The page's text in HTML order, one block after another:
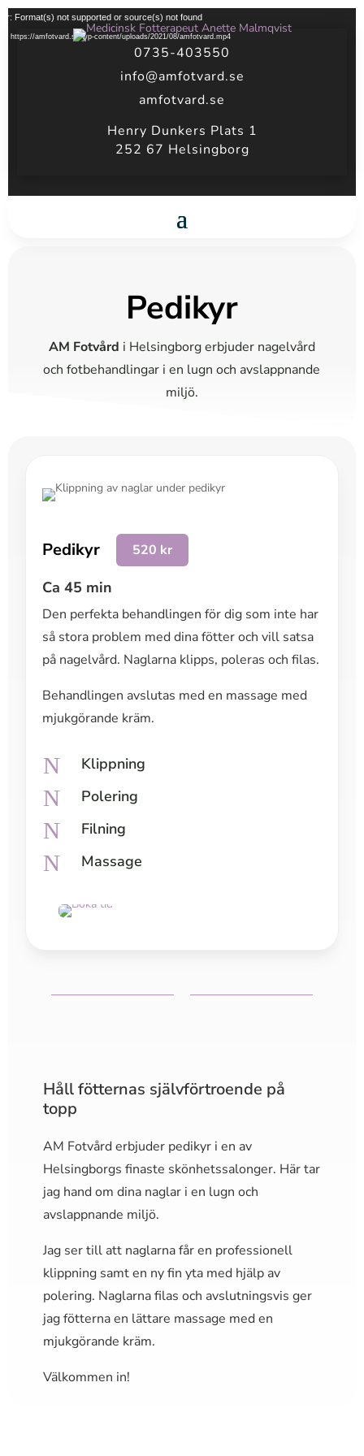
Videospelare
Format(s) not supported or source(s) not found
https://amfotvard.se/wp-content/uploads/2021/08/amfotvard.mp4
0735-403550
info@amfotvard.se
amfotvard.se
Henry Dunkers Plats 1
252 67 Helsingborg
Pedikyr
AM Fotvård i Helsingborg erbjuder nagelvård
och fotbehandlingar i en lugn och avslappnande
miljö.
Pedikyr 520 kr
Ca 45 min
Den perfekta behandlingen för dig som inte har
så stora problem med dina fötter och vill satsa
på nagelvård. Naglarna klipps, poleras och filas.
Behandlingen avslutas med en massage med
mjukgörande kräm.
N Klippning
N Polering
N Filning
N Massage
Håll fötternas självförtroende på
topp
AM Fotvård erbjuder pedikyr i en av
Helsingborgs finaste skönhetssalonger. Här tar
jag hand om dina naglar i en lugn och
avslappnande miljö.
Jag ser till att naglarna får en professionell
klippning samt en ny fin yta med hjälp av
polering. Naglarna filas och avslutningsvis ger
jag fötterna en lättare massage med en
mjukgörande kräm.
Välkommen in!